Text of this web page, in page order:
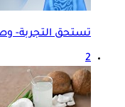
تستحق التجربة-
2